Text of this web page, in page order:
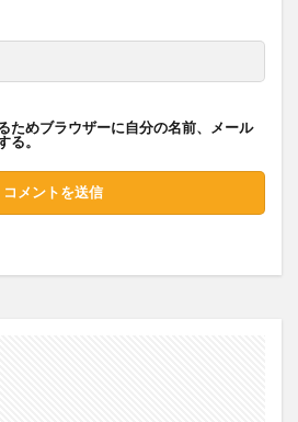
ためブラウザーに自分の名前、メール
る。